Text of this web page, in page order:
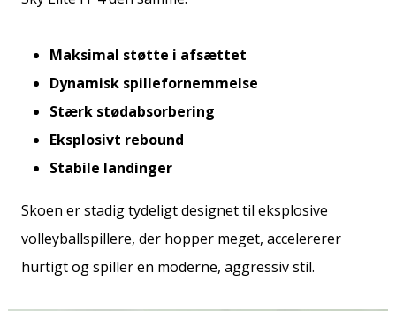
Maksimal støtte i afsættet
Dynamisk spillefornemmelse
Stærk stødabsorbering
Eksplosivt rebound
Stabile landinger
Skoen er stadig tydeligt designet til eksplosive
volleyballspillere, der hopper meget, accelererer
hurtigt og spiller en moderne, aggressiv stil.